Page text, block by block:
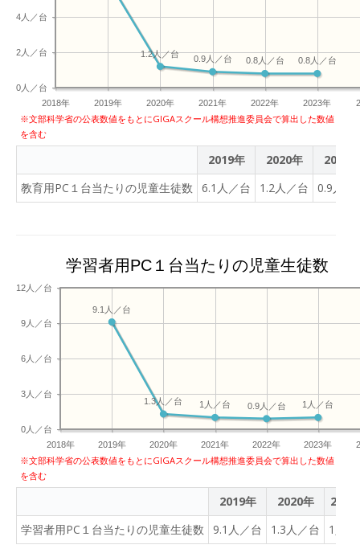
2018年 2019年 2020年 2021年 2022年 2023年
0人／台
2人／台
4人／台
0.8人／台
0.8人／台
0.9人／台
1.2人／台
※文部科学省の公表数値をもとにGIGAスクール構想推進委員会で算出した数値
を含む
2019年 2020年
2021年
教育用PC１台当たりの児童生徒数
6.1人／台 1.2人／台 0.9人／
学習者用PC１台当たりの児童生徒数
2018年 2019年 2020年 2021年 2022年 2023年
0人／台
3人／台
6人／台
9人／台
12人／台
1人／台
0.9人／台
1人／台
1.3人／台
9.1人／台
※文部科学省の公表数値をもとにGIGAスクール構想推進委員会で算出した数値
を含む
2019年 2020年
2021
学習者用PC１台当たりの児童生徒数
9.1人／台 1.3人／台 1人